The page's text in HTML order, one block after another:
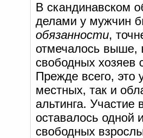
В скандинавском
делами у мужчин
обязанности,
отмечалось выше,
свободных хозяев
Прежде всего, это
местных, так и
альтинга. Участие
оставалось одной
свободных